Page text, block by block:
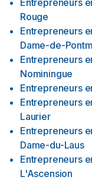
environnementale de nos projets.
Constructions
bâtiments neufs,
commerciaux ou
collaboration avec
en offrant un
créer des espaces
commerciales :
projets
capacité à livrer
pour répondre aux
entreprise. Que ce
des installations
gérer des projets
Entrepreneurs
Rouge
Entrepreneurs
Dame-de-
Entrepreneurs
Nominingue
Entrepreneurs
Entrepreneurs
Laurier
Entrepreneurs
Dame-du-Laus
Entrepreneurs
L'Ascension